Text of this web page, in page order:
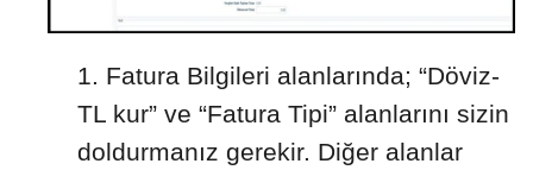
Fatura Bilgileri alanlarında; “Döviz-
TL kur” ve “Fatura Tipi” alanlarını sizin
doldurmanız gerekir. Diğer alanlar